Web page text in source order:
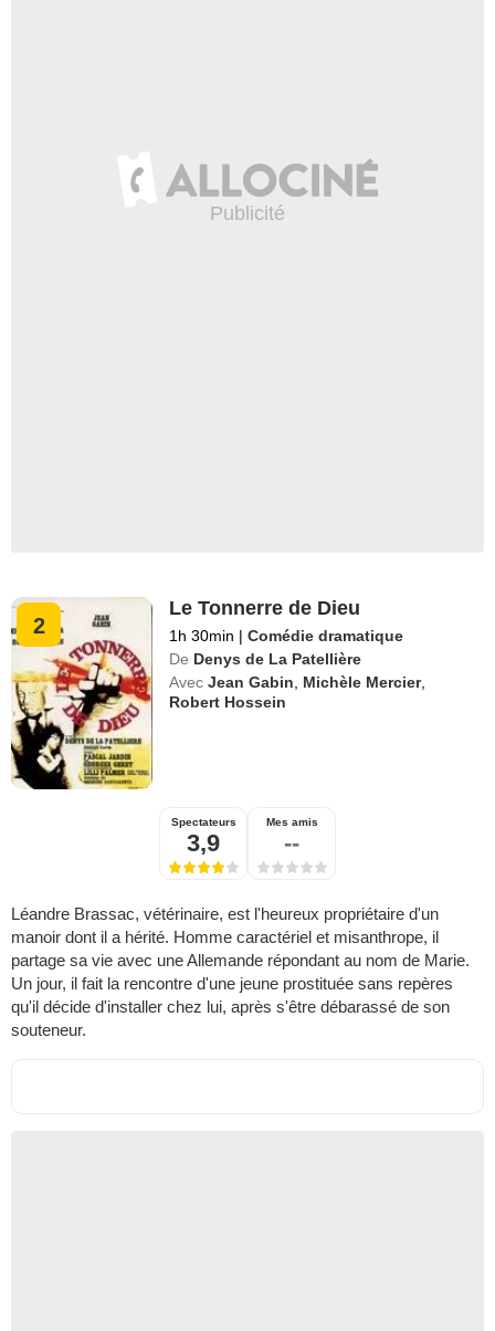
2
Le Tonnerre de Dieu
1h 30min | Comédie dramatique
De Denys de La Patellière
Avec Jean Gabin Michèle Mercier,
Robert Hossein
Spectateurs
3,9
Mes amis
--
Léandre Brassac, vétérinaire, est l'heureux propriétaire d'un
manoir dont il a hérité. Homme caractériel et misanthrope, il
partage sa vie avec une Allemande répondant au nom de Marie.
Un jour, il fait la rencontre d'une jeune prostituée sans repères
qu'il décide d'installer chez lui, après s'être débarassé de son
souteneur.